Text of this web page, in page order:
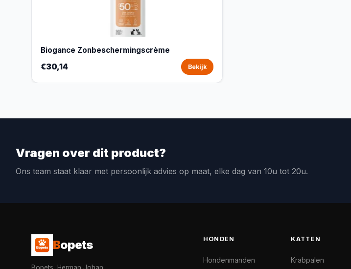
Biogance Zonbeschermingscrème
€30,14 Bekijk
Vragen over dit product?
Ons team staat klaar met persoonlijk advies op maat, elke dag van 10u tot 20u.
Bopets HONDEN
Hondenmanden
KATTEN
Krabpalen